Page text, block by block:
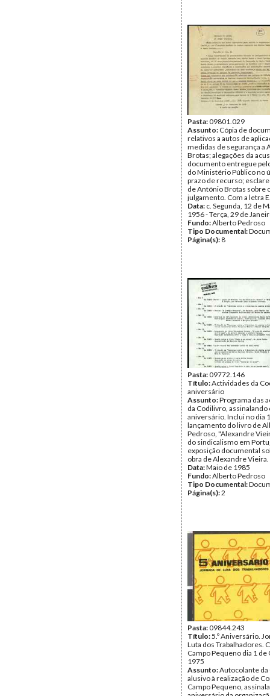
Pasta:09801.029
Assunto: Cópia de
relativos a autos de
medidas de segurança a
Brotas; alegações da
documento entregue
do Ministério Público no
prazo de recurso;
de António Brotas sobre
julgamento. Com a letra
Data: c. Segunda, 12 de
1956 - Terça, 29 de
Fundo:Alberto Pedroso
Tipo Documental:
Página(s): 8
Pasta:09772.146
Título:Actividades da
aniversário
Assunto:Programa das
da Codilivro, assinalando
aniversário. Inclui no dia
lançamento do livro de
Pedroso, "Alexandre
do sindicalismo em
exposição documental
obra de Alexandre Vieira.
Data:Maio de 1985
Fundo:Alberto Pedroso
Tipo Documental:
Página(s):2
Pasta:09844.243
Título:5.º Aniversário.
Luta dos Trabalhadores.
Campo Pequeno dia 1
1975
Assunto:Autocolante da
alusivo à realização de
Campo Pequeno,